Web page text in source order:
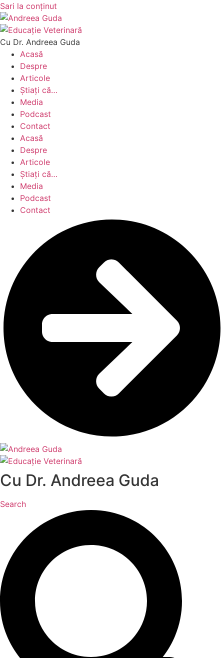
Sari la conținut
Cu Dr. Andreea Guda
Acasă
Despre
Articole
Știați că…
Media
Podcast
Contact
Acasă
Despre
Articole
Știați că…
Media
Podcast
Contact
Cu Dr. Andreea Guda
Search